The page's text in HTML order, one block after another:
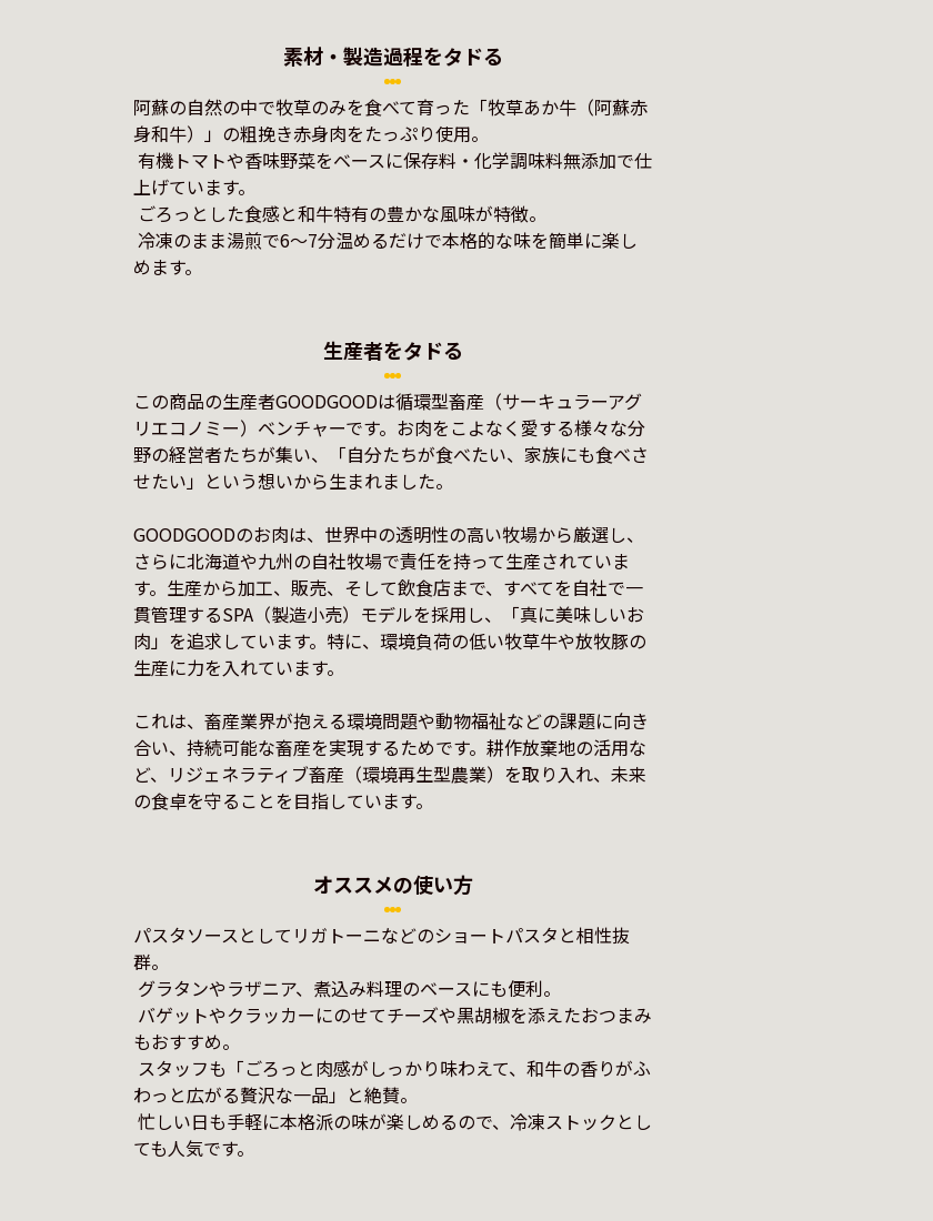
素材・製造過程をタドる
阿蘇の自然の中で牧草のみを食べて育った「牧草あか牛（阿蘇赤
身和牛）」の粗挽き赤身肉をたっぷり使用。
上げています。
めます。
生産者をタドる
この商品の生産者GOODGOODは循環型畜産（サーキュラーアグ
リエコノミー）ベンチャーです。お肉をこよなく愛する様々な分
野の経営者たちが集い、「自分たちが食べたい、家族にも食べさ
せたい」という想いから生まれました。
GOODGOODのお肉は、世界中の透明性の高い牧場から厳選し、
さらに北海道や九州の自社牧場で責任を持って生産されていま
す。生産から加工、販売、そして飲食店まで、すべてを自社で一
貫管理するSPA（製造小売）モデルを採用し、「真に美味しいお
肉」を追求しています。特に、環境負荷の低い牧草牛や放牧豚の
生産に力を入れています。
これは、畜産業界が抱える環境問題や動物福祉などの課題に向き
合い、持続可能な畜産を実現するためです。耕作放棄地の活用な
ど、リジェネラティブ畜産（環境再生型農業）を取り入れ、未来
オススメの使い方
パスタソースとしてリガトーニなどのショートパスタと相性抜
群。
もおすすめ。
わっと広がる贅沢な一品」と絶賛。